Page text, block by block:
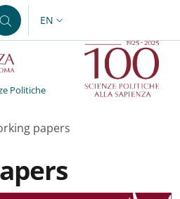
LANGUAGE SWITCHER:
EN
Politiche
papers